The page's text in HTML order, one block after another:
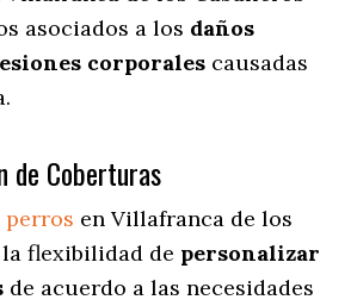
asociados a los daños
corporales causadas
de Coberturas
perros en Villafranca de los
la flexibilidad de personalizar
de acuerdo a las necesidades